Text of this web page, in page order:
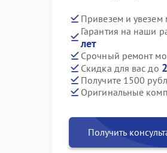
Привезем и увезем
Гарантия на наши
лет
Срочный ремонт
Скидка для вас до
Получите 1500
Оригинальные
Получить